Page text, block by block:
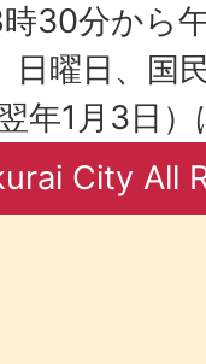
30分から
日曜日、国
年1月3日
City All